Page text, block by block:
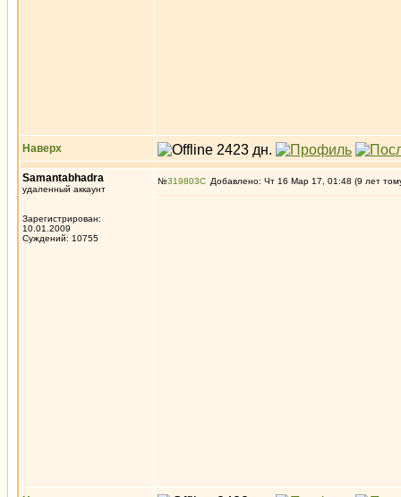
Наверх
Samantabhadra
удаленный аккаунт
Зарегистрирован:
10.01.2009
Суждений: 10755
№319803 Добавлено: Чт 16 Мар 17, 01:48 (9 лет